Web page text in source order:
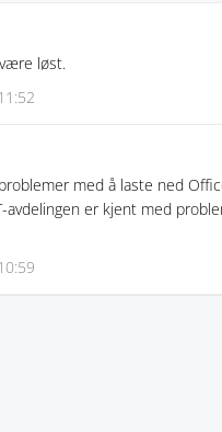
løst.
med å laste ned
avdelingen er kjent med